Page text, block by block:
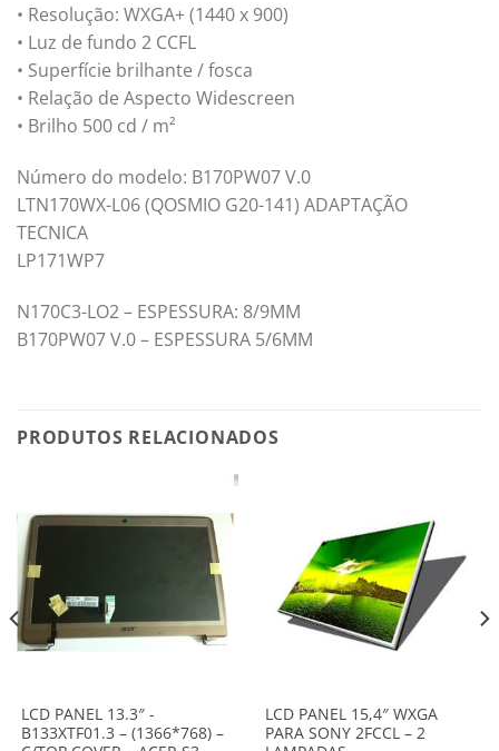
• Resolução: WXGA+ (1440 x 900)
• Luz de fundo 2 CCFL
• Superfície brilhante / fosca
• Relação de Aspecto Widescreen
• Brilho 500 cd / m²
Número do modelo: B170PW07 V.0
LTN170WX-L06 (QOSMIO G20-141) ADAPTAÇÃO
TECNICA
LP171WP7
N170C3-LO2 – ESPESSURA: 8/9MM
B170PW07 V.0 – ESPESSURA 5/6MM
PRODUTOS RELACIONADOS
LCD PANEL 13.3″ -
B133XTF01.3 – (1366*768) –
LCD PANEL 15,4″ WXGA
PARA SONY 2FCCL – 2